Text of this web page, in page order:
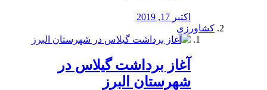
اکتبر 17, 2019
کشاورزی
آغاز برداشت گیلاس در
شهرستان البرز